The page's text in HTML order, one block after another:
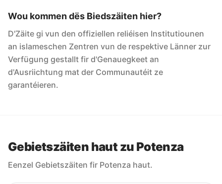
Wou kommen dës Biedszäiten hier?
D'Zäite gi vun den offiziellen reliéisen Institutiounen
an islameschen Zentren vun de respektive Länner zur
Verfügung gestallt fir d'Genauegkeet an
d'Ausriichtung mat der Communautéit ze
garantéieren.
Gebietszäiten haut zu Potenza
Eenzel Gebietszäiten fir Potenza haut.